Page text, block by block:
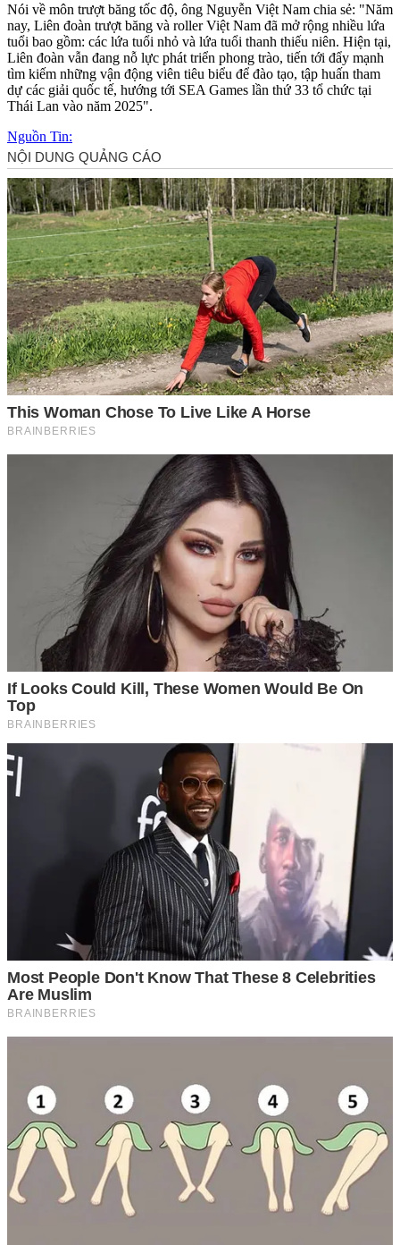
Nói về môn trượt băng tốc độ, ông Nguyễn Việt Nam chia sẻ: "Năm
nay, Liên đoàn trượt băng và roller Việt Nam đã mở rộng nhiều lứa
tuổi bao gồm: các lứa tuổi nhỏ và lứa tuổi thanh thiếu niên. Hiện tại,
Liên đoàn vẫn đang nỗ lực phát triển phong trào, tiến tới đẩy mạnh
tìm kiếm những vận động viên tiêu biểu để đào tạo, tập huấn tham
dự các giải quốc tế, hướng tới SEA Games lần thứ 33 tổ chức tại
Thái Lan vào năm 2025".
Nguồn Tin: